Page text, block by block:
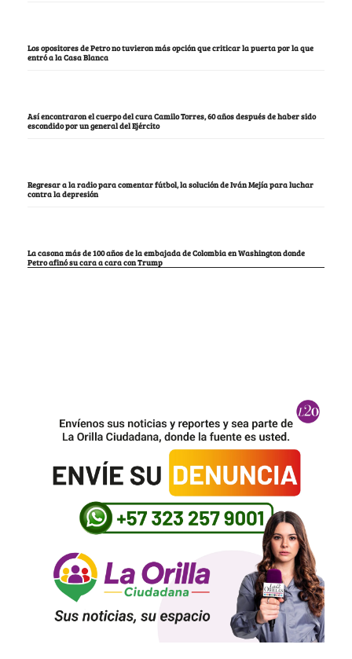
Los opositores de Petro no tuvieron más opción que criticar la puerta por la que
entró a la Casa Blanca
Así encontraron el cuerpo del cura Camilo Torres, 60 años después de haber sido
escondido por un general del Ejército
Regresar a la radio para comentar fútbol, la solución de Iván Mejía para luchar
contra la depresión
La casona más de 100 años de la embajada de Colombia en Washington donde
Petro afinó su cara a cara con Trump